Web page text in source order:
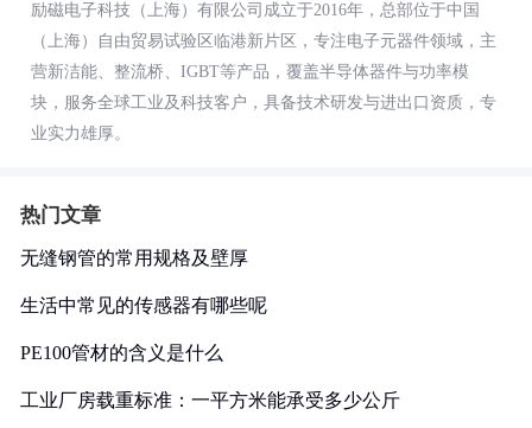
励磁电子科技（上海）有限公司成立于2016年，总部位于中国
（上海）自由贸易试验区临港新片区，专注电子元器件领域，主
营新洁能、整流桥、IGBT等产品，覆盖半导体器件与功率模
块，服务全球工业及科技客户，具备技术研发与进出口资质，专
业实力雄厚。
热门文章
无缝钢管的常用规格及壁厚
生活中常见的传感器有哪些呢
PE100管材的含义是什么
工业厂房载重标准：一平方米能承受多少公斤